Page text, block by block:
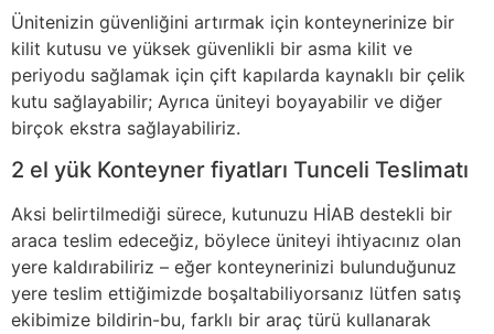
Ünitenizin güvenliğini artırmak için konteynerinize bir
kilit kutusu ve yüksek güvenlikli bir asma kilit ve
periyodu sağlamak için çift kapılarda kaynaklı bir çelik
kutu sağlayabilir; Ayrıca üniteyi boyayabilir ve diğer
birçok ekstra sağlayabiliriz.
2 el yük Konteyner fiyatları Tunceli Teslimatı
Aksi belirtilmediği sürece, kutunuzu HİAB destekli bir
araca teslim edeceğiz, böylece üniteyi ihtiyacınız olan
yere kaldırabiliriz – eğer konteynerinizi bulunduğunuz
yere teslim ettiğimizde boşaltabiliyorsanız lütfen satış
ekibimize bildirin-bu, farklı bir araç türü kullanarak